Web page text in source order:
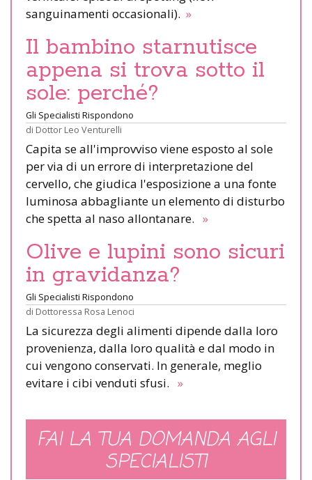
sanguinamenti occasionali). »
Il bambino starnutisce
appena si trova sotto il
sole: perché?
Gli Specialisti Rispondono
di Dottor Leo Venturelli
Capita se all'improvviso viene esposto al sole
per via di un errore di interpretazione del
cervello, che giudica l'esposizione a una fonte
luminosa abbagliante un elemento di disturbo
che spetta al naso allontanare. »
Olive e lupini sono sicuri
in gravidanza?
Gli Specialisti Rispondono
di Dottoressa Rosa Lenoci
La sicurezza degli alimenti dipende dalla loro
provenienza, dalla loro qualità e dal modo in
cui vengono conservati. In generale, meglio
evitare i cibi venduti sfusi. »
FAI LA TUA DOMANDA AGLI
SPECIALISTI